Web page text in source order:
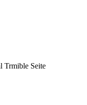
Trmible Seite